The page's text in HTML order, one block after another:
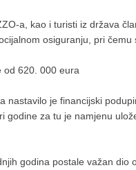
a, kao i turisti iz država
osiguranju, pri
od 620. 000 eura
nastavilo je financijski
godine za tu je namjenu
godina postale važan